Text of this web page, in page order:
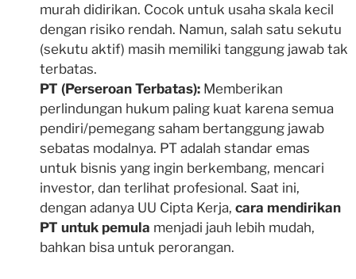
murah didirikan. Cocok untuk usaha skala kecil
dengan risiko rendah. Namun, salah satu sekutu
(sekutu aktif) masih memiliki tanggung jawab tak
terbatas.
PT (Perseroan Terbatas): Memberikan
perlindungan hukum paling kuat karena semua
pendiri/pemegang saham bertanggung jawab
sebatas modalnya. PT adalah standar emas
untuk bisnis yang ingin berkembang, mencari
investor, dan terlihat profesional. Saat ini,
dengan adanya UU Cipta Kerja, cara mendirikan
PT untuk pemula menjadi jauh lebih mudah,
bahkan bisa untuk perorangan.